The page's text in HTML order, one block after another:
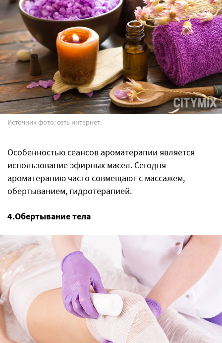
Источник фото: сеть интернет.
Особенностью сеансов ароматерапии является
использование эфирных масел. Сегодня
ароматерапию часто совмещают с массажем,
обертыванием, гидротерапией.
4.Обертывание тела